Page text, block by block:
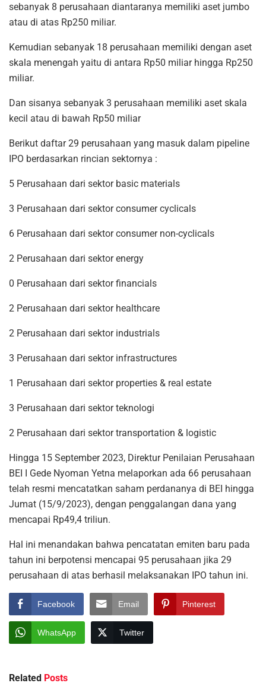
sebanyak 8 perusahaan diantaranya memiliki aset jumbo
atau di atas Rp250 miliar.
Kemudian sebanyak 18 perusahaan memiliki dengan aset
skala menengah yaitu di antara Rp50 miliar hingga Rp250
miliar.
Dan sisanya sebanyak 3 perusahaan memiliki aset skala
kecil atau di bawah Rp50 miliar
Berikut daftar 29 perusahaan yang masuk dalam pipeline
IPO berdasarkan rincian sektornya :
5 Perusahaan dari sektor basic materials
3 Perusahaan dari sektor consumer cyclicals
6 Perusahaan dari sektor consumer non-cyclicals
2 Perusahaan dari sektor energy
0 Perusahaan dari sektor financials
2 Perusahaan dari sektor healthcare
2 Perusahaan dari sektor industrials
3 Perusahaan dari sektor infrastructures
1 Perusahaan dari sektor properties & real estate
3 Perusahaan dari sektor teknologi
2 Perusahaan dari sektor transportation & logistic
Hingga 15 September 2023, Direktur Penilaian Perusahaan
BEI I Gede Nyoman Yetna melaporkan ada 66 perusahaan
telah resmi mencatatkan saham perdananya di BEI hingga
Jumat (15/9/2023), dengan penggalangan dana yang
mencapai Rp49,4 triliun.
Hal ini menandakan bahwa pencatatan emiten baru pada
tahun ini berpotensi mencapai 95 perusahaan jika 29
perusahaan di atas berhasil melaksanakan IPO tahun ini.
Facebook Email Pinterest
WhatsApp Twitter
Related Posts